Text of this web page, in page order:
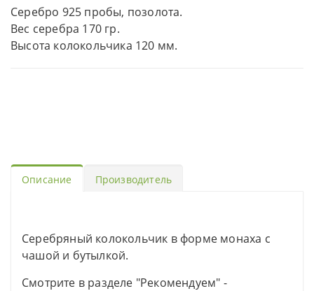
Серебро 925 пробы, позолота.
Вес серебра 170 гр.
Высота колокольчика 120 мм.
Описание Производитель
Серебряный колокольчик в форме монаха с
чашой и бутылкой.
Смотрите в разделе "Рекомендуем" -